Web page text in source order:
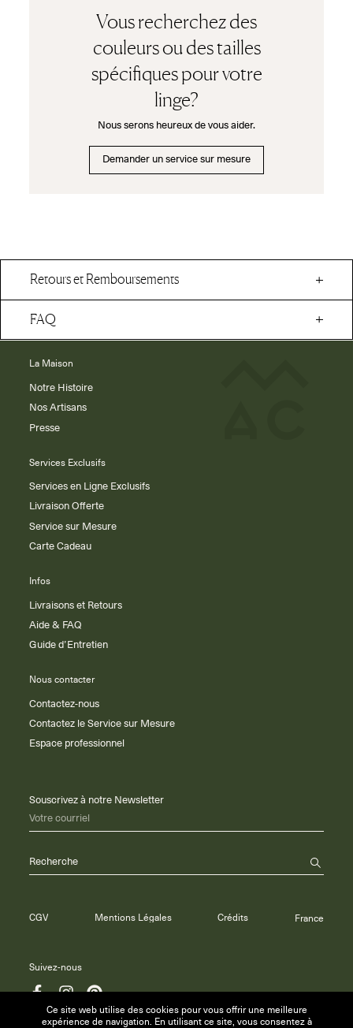
Vous recherchez des
couleurs ou des tailles
spécifiques pour votre
linge?
Nous serons heureux de vous aider.
Demander un service sur mesure
Retours et Remboursements
FAQ
La Maison
Notre Histoire
Nos Artisans
Presse
Services Exclusifs
Services en Ligne Exclusifs
Livraison Offerte
Service sur Mesure
Carte Cadeau
Infos
Livraisons et Retours
Aide & FAQ
Guide d’Entretien
Nous contacter
Contactez-nous
Contactez le Service sur Mesure
Espace professionnel
Souscrivez à notre Newsletter
Votre courriel
Recherche
Suivez-nous
CGV Mentions Légales Crédits France
Ce site web utilise des cookies pour vous offrir une meilleure
expérience de navigation. En utilisant ce site, vous consentez à